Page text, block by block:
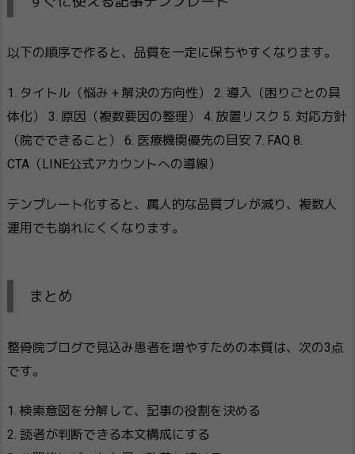
以下の順序で作ると、品質を一定に保ちやすくなります。
1. タイトル（悩み + 解決の方向性） 2. 導入（困りごとの具
体化） 3. 原因（複数要因の整理） 4. 放置リスク 5. 対応方針
（院でできること） 6. 医療機関優先の目安 7. FAQ 8.
CTA（LINE公式アカウントへの導線）
テンプレート化すると、属人的な品質ブレが減り、複数人
運用でも崩れにくくなります。
まとめ
整骨院ブログで見込み患者を増やすための本質は、次の3点
です。
1. 検索意図を分解して、記事の役割を決める
2. 読者が判断できる本文構成にする